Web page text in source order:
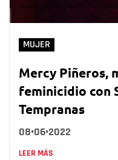
MUJER
Mercy Piñeros,
feminicidio con
Tempranas
08•06•2022
LEER MÁS